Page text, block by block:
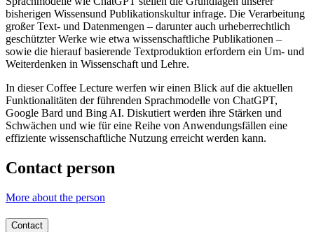
bisherigen Wissensund Publikationskultur infrage. Die Verarbeitung
großer Text- und Datenmengen – darunter auch urheberrechtlich
geschützter Werke wie etwa wissenschaftliche Publikationen –
sowie die hierauf basierende Textproduktion erfordern ein Um- und
Weiterdenken in Wissenschaft und Lehre.
In dieser Coffee Lecture werfen wir einen Blick auf die aktuellen
Funktionalitäten der führenden Sprachmodelle von ChatGPT,
Google Bard und Bing AI. Diskutiert werden ihre Stärken und
Schwächen und wie für eine Reihe von Anwendungsfällen eine
effiziente wissenschaftliche Nutzung erreicht werden kann.
Contact person
More about the person
Contact